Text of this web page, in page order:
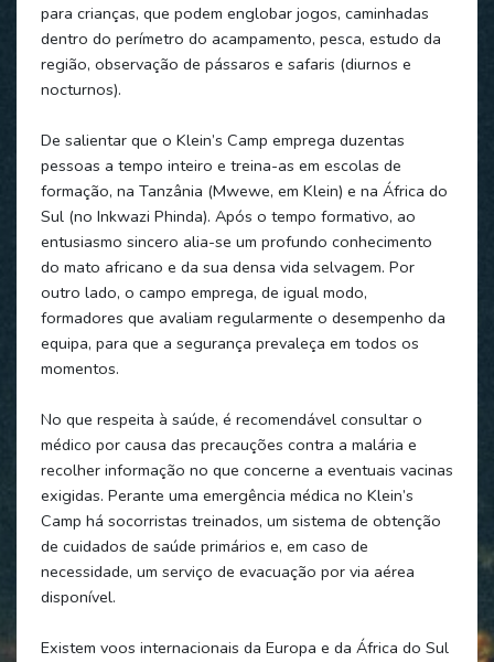
para crianças, que podem englobar jogos, caminhadas
dentro do perímetro do acampamento, pesca, estudo da
região, observação de pássaros e safaris (diurnos e
nocturnos).
De salientar que o Klein’s Camp emprega duzentas
pessoas a tempo inteiro e treina-as em escolas de
formação, na Tanzânia (Mwewe, em Klein) e na África do
Sul (no Inkwazi Phinda). Após o tempo formativo, ao
entusiasmo sincero alia-se um profundo conhecimento
do mato africano e da sua densa vida selvagem. Por
outro lado, o campo emprega, de igual modo,
formadores que avaliam regularmente o desempenho da
equipa, para que a segurança prevaleça em todos os
momentos.
No que respeita à saúde, é recomendável consultar o
médico por causa das precauções contra a malária e
recolher informação no que concerne a eventuais vacinas
exigidas. Perante uma emergência médica no Klein’s
Camp há socorristas treinados, um sistema de obtenção
de cuidados de saúde primários e, em caso de
necessidade, um serviço de evacuação por via aérea
disponível.
Existem voos internacionais da Europa e da África do Sul